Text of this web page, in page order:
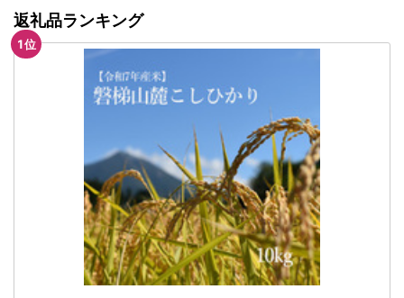
返礼品ランキング
1位